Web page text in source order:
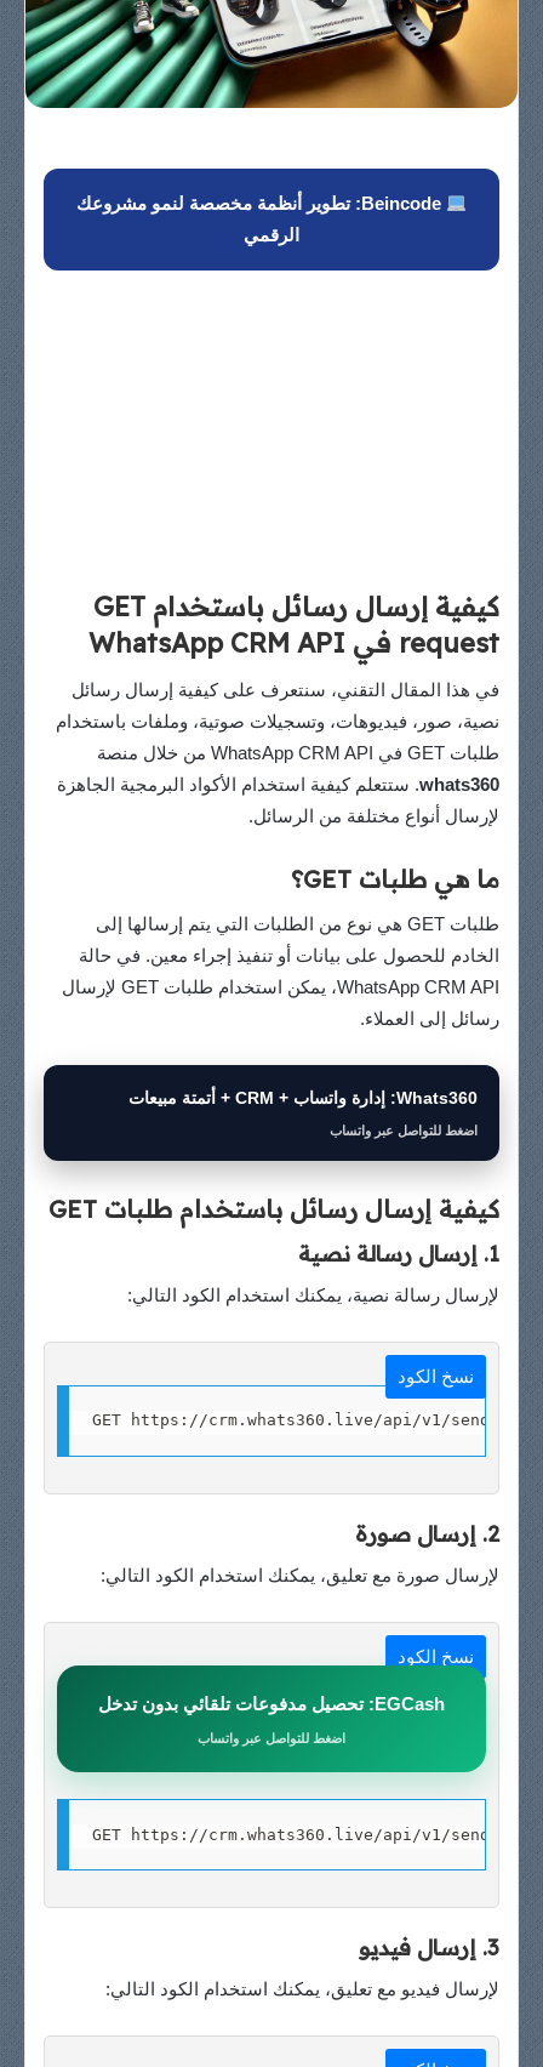
Beincode: تطوير أنظمة مخصصة لنمو مشروعك
الرقمي
كيفية إرسال رسائل باستخدام GET
request في WhatsApp CRM API
في هذا المقال التقني، سنتعرف على كيفية إرسال رسائل
نصية، صور، فيديوهات، وتسجيلات صوتية، وملفات باستخدام
طلبات GET في WhatsApp CRM API من خلال منصة
whats360. ستتعلم كيفية استخدام الأكواد البرمجية الجاهزة
لإرسال أنواع مختلفة من الرسائل.
ما هي طلبات GET؟
طلبات GET هي نوع من الطلبات التي يتم إرسالها إلى
الخادم للحصول على بيانات أو تنفيذ إجراء معين. في حالة
WhatsApp CRM API، يمكن استخدام طلبات GET لإرسال
رسائل إلى العملاء.
Whats360: إدارة واتساب + CRM + أتمتة مبيعات
اضغط للتواصل عبر واتساب
كيفية إرسال رسائل باستخدام طلبات GET
1. إرسال رسالة نصية
لإرسال رسالة نصية، يمكنك استخدام الكود التالي:
نسخ الكود
GET https://crm.whats360.live/api/v1/send-
2. إرسال صورة
لإرسال صورة مع تعليق، يمكنك استخدام الكود التالي:
نسخ الكود
EGCash: تحصيل مدفوعات تلقائي بدون تدخل
اضغط للتواصل عبر واتساب
GET https://crm.whats360.live/api/v1/send-
3. إرسال فيديو
لإرسال فيديو مع تعليق، يمكنك استخدام الكود التالي: